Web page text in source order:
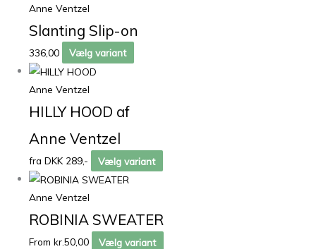
Anne Ventzel
Slanting Slip-on
336,00 Vælg variant
Anne Ventzel
HILLY HOOD af
Anne Ventzel
fra DKK 289,- Vælg variant
Anne Ventzel
ROBINIA SWEATER
Fromkr.50,00 Vælg variant